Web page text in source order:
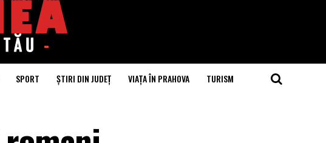
SPORT ȘTIRI DIN JUDEȚ VIAȚA ÎN PRAHOVA TURISM